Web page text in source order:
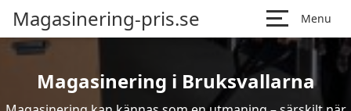
Magasinering-pris.se Menu
Magasinering i Bruksvallarna